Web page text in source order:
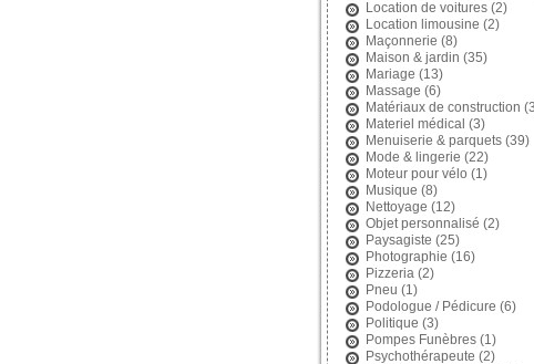
Location de voitures(2)
Location limousine (2)
Maçonnerie (8)
Maison & jardin (35)
Mariage (13)
Massage (6)
Matériaux de construction
Materiel médical (3)
Menuiserie & parquets(39)
Mode & lingerie (22)
Moteur pour vélo (1)
Musique (8)
Nettoyage (12)
Objet personnalisé (2)
Paysagiste (25)
Photographie (16)
Pizzeria (2)
Pneu (1)
Podologue / Pédicure (6)
Politique (3)
Pompes Funèbres(1)
Psychothérapeute (2)